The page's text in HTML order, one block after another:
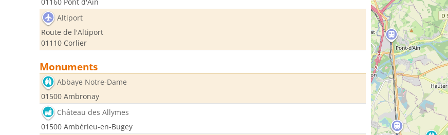
Altiport
Route de l'Altiport
01110 Corlier
Monuments
Abbaye Notre-Dame
01500 Ambronay
Château des Allymes
01500 Ambérieu-en-Bugey